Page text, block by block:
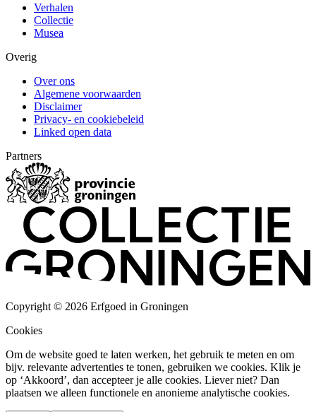
Verhalen
Collectie
Musea
Overig
Over ons
Algemene voorwaarden
Disclaimer
Privacy- en cookiebeleid
Linked open data
Partners
Copyright © 2026 Erfgoed in Groningen
Cookies
Om de website goed te laten werken, het gebruik te meten en om
bijv. relevante advertenties te tonen, gebruiken we cookies. Klik je
op ‘Akkoord’, dan accepteer je alle cookies. Liever niet? Dan
plaatsen we alleen functionele en anonieme analytische cookies.